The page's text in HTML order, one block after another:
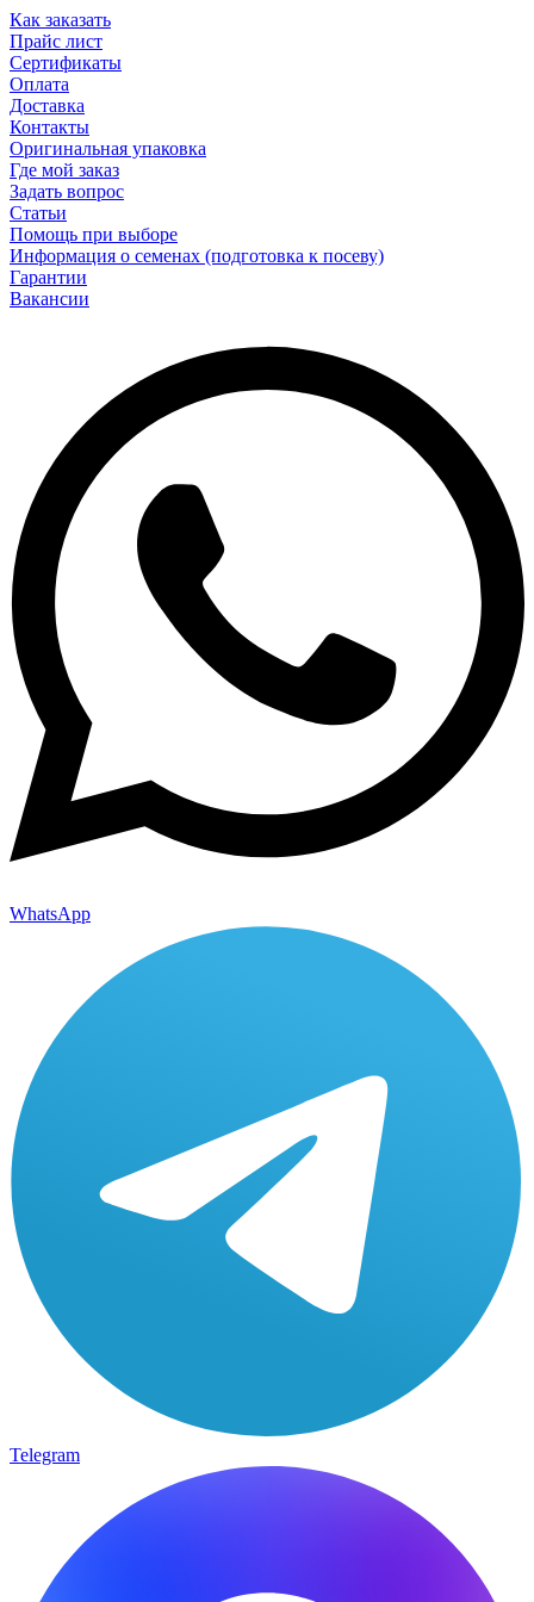
Как заказать
Прайс лист
Сертификаты
Оплата
Доставка
Контакты
Оригинальная упаковка
Где мой заказ
Задать вопрос
Статьи
Помощь при выборе
Информация о семенах (подготовка к посеву)
Гарантии
Вакансии
WhatsApp
Telegram